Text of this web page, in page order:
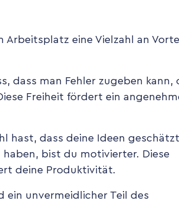
eine Vielzahl an
dass man Fehler zugeben kann,
Freiheit fördert ein
hast, dass deine Ideen
bist du motivierter. Diese
deine Produktivität.
ein unvermeidlicher Teil des